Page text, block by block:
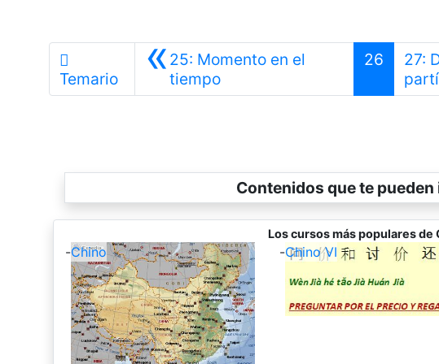
Temario «25: Momento en el
tiempoAnterior
26
27:
Contenidos que te
Los cursos más populares de
-Chino -Chino VI